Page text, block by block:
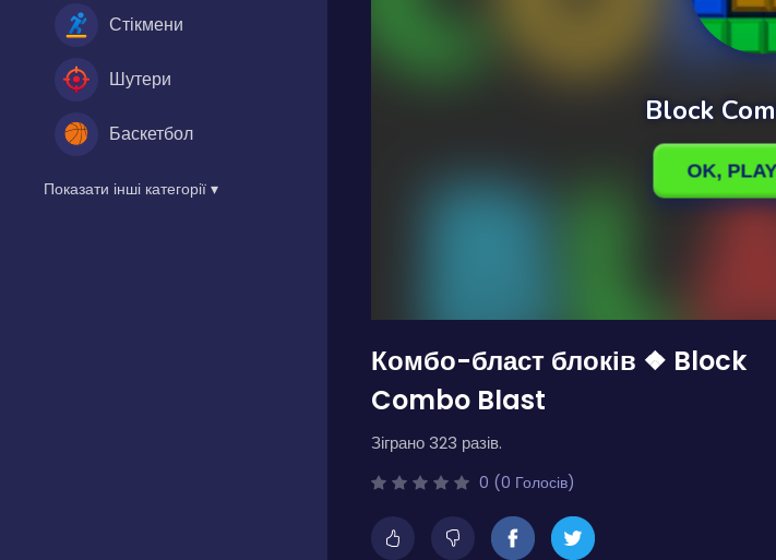
Стікмени
Шутери
Баскетбол
Показати інші категорії ▾
Комбо-бласт блоків ❖ Block
Combo Blast
Зіграно 323 разів.
0 (0 Голосів)